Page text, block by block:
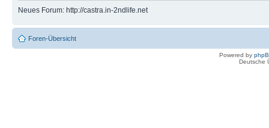
Neues Forum: http://castra.in-2ndlife.net
Foren-Übersicht
Powered by
Deutsche